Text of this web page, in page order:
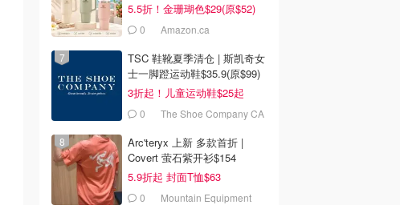
5.5折！金珊瑚色$29(原$52)
0 Amazon.ca
TSC 鞋靴夏季清仓 | 斯凯奇女
士一脚蹬运动鞋$35.9(原$99)
3折起！儿童运动鞋$25起
0
The Shoe Company CA
Arc'teryx 上新 多款首折 |
Covert 萤石紫开衫$154
5.9折起 封面T恤$63
0
Mountain Equipment